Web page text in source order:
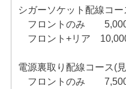
シガーソケット配線コー
フロントのみ
フロント+リア
電源裏取り配線コース(
フロントのみ